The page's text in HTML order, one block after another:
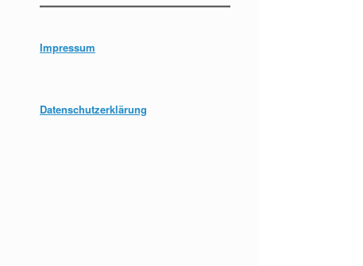
Impressum
Datenschutzerklärung